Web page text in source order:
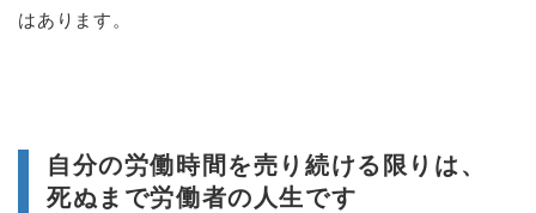
はあります。
自分の労働時間を売り続ける限りは、
死ぬまで労働者の人生です